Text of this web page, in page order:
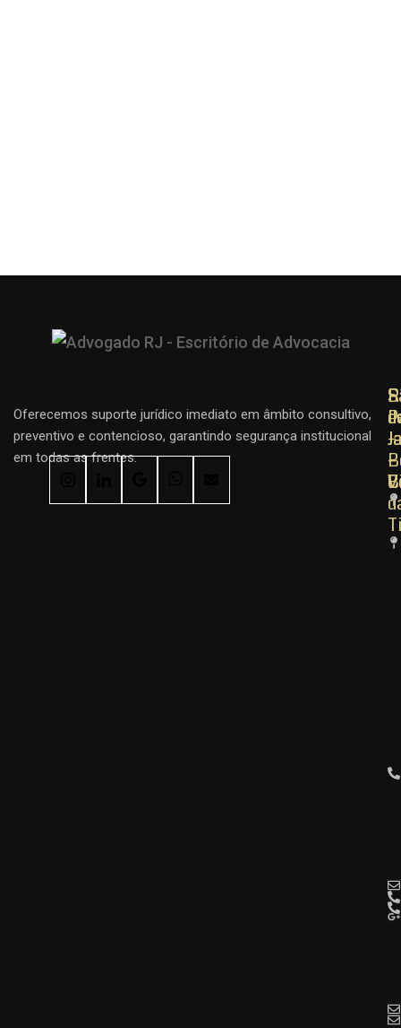
Oferecemos suporte jurídico imediato em âmbito consultivo,
preventivo e contencioso, garantindo segurança institucional
em todas as frentes.
–
–
–